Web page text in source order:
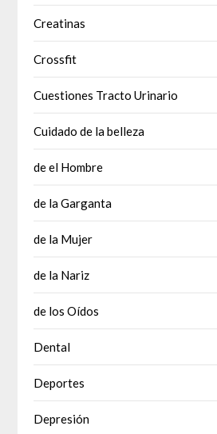
Creatinas
Crossfit
Cuestiones Tracto Urinario
Cuidado de la belleza
de el Hombre
de la Garganta
de la Mujer
de la Nariz
de los Oídos
Dental
Deportes
Depresión